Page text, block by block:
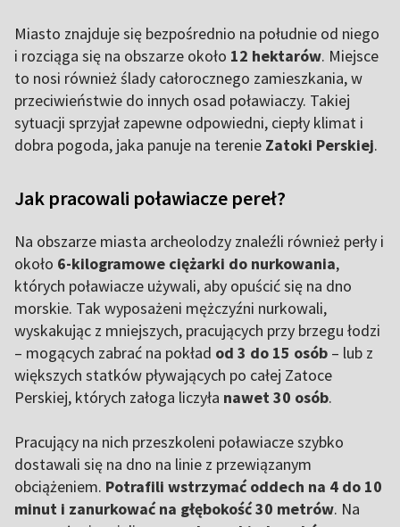
Miasto znajduje się bezpośrednio na południe od niego
i rozciąga się na obszarze około 12 hektarów. Miejsce
to nosi również ślady całorocznego zamieszkania, w
przeciwieństwie do innych osad poławiaczy. Takiej
sytuacji sprzyjał zapewne odpowiedni, ciepły klimat i
dobra pogoda, jaka panuje na terenie Zatoki Perskiej.
Jak pracowali poławiacze pereł?
Na obszarze miasta archeolodzy znaleźli również perły i
około 6-kilogramowe ciężarki do nurkowania,
których poławiacze używali, aby opuścić się na dno
morskie. Tak wyposażeni mężczyźni nurkowali,
wyskakując z mniejszych, pracujących przy brzegu łodzi
– mogących zabrać na pokład od 3 do 15 osób – lub z
większych statków pływających po całej Zatoce
Perskiej, których załoga liczyła nawet 30 osób.
Pracujący na nich przeszkoleni poławiacze szybko
dostawali się na dno na linie z przewiązanym
obciążeniem. Potrafili wstrzymać oddech na 4 do 10
minut i zanurkować na głębokość 30 metrów. Na